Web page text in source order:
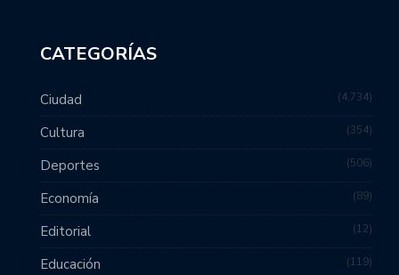
CATEGORÍAS
Ciudad 4,734
Cultura 354
Deportes 506
Economía 89
Editorial 12
Educación 119